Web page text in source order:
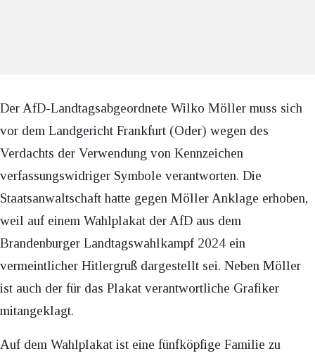
Der AfD-Landtagsabgeordnete Wilko Möller muss sich
vor dem Landgericht Frankfurt (Oder) wegen des
Verdachts der Verwendung von Kennzeichen
verfassungswidriger Symbole verantworten. Die
Staatsanwaltschaft hatte gegen Möller Anklage erhoben,
weil auf einem Wahlplakat der AfD aus dem
Brandenburger Landtagswahlkampf 2024 ein
vermeintlicher Hitlergruß dargestellt sei. Neben Möller
ist auch der für das Plakat verantwortliche Grafiker
mitangeklagt.
Auf dem Wahlplakat ist eine fünfköpfige Familie zu